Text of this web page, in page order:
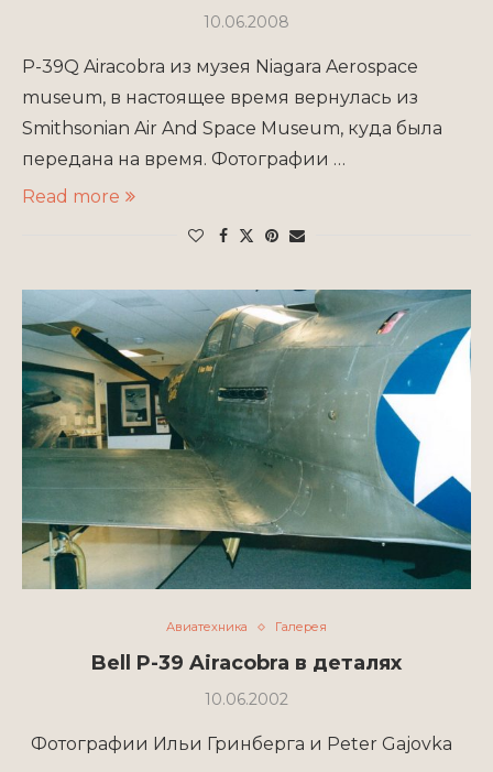
10.06.2008
P-39Q Airacobra из музея Niagara Aerospace
museum, в настоящее время вернулась из
Smithsonian Air And Space Museum, куда была
передана на время. Фотографии …
Read more
Авиатехника Галерея
Bell P-39 Airacobra в деталях
10.06.2002
Фотографии Ильи Гринберга и Peter Gajovka